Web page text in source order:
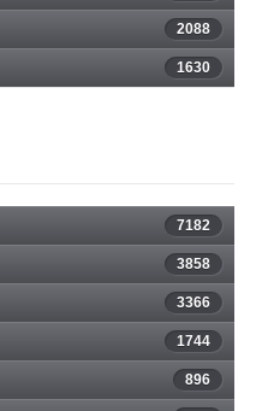
2088
1630
7182
3858
3366
1744
896